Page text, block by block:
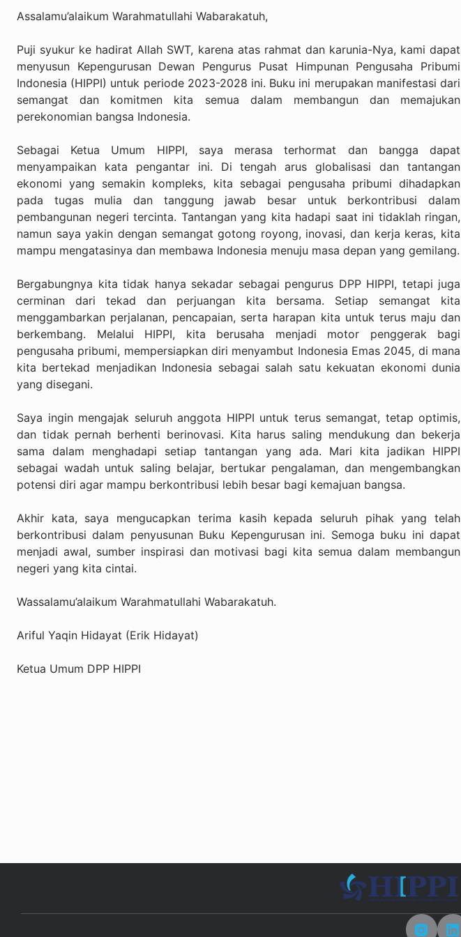
Assalamu’alaikum Warahmatullahi Wabarakatuh,
Puji syukur ke hadirat Allah SWT, karena atas rahmat dan karunia-Nya, kami dapat
menyusun Kepengurusan Dewan Pengurus Pusat Himpunan Pengusaha Pribumi
Indonesia (HIPPI) untuk periode 2023-2028 ini. Buku ini merupakan manifestasi dari
semangat dan komitmen kita semua dalam membangun dan memajukan
perekonomian bangsa Indonesia.
Sebagai Ketua Umum HIPPI, saya merasa terhormat dan bangga dapat
menyampaikan kata pengantar ini. Di tengah arus globalisasi dan tantangan
ekonomi yang semakin kompleks, kita sebagai pengusaha pribumi dihadapkan
pada tugas mulia dan tanggung jawab besar untuk berkontribusi dalam
pembangunan negeri tercinta. Tantangan yang kita hadapi saat ini tidaklah ringan,
namun saya yakin dengan semangat gotong royong, inovasi, dan kerja keras, kita
mampu mengatasinya dan membawa Indonesia menuju masa depan yang gemilang.
Bergabungnya kita tidak hanya sekadar sebagai pengurus DPP HIPPI, tetapi juga
cerminan dari tekad dan perjuangan kita bersama. Setiap semangat kita
menggambarkan perjalanan, pencapaian, serta harapan kita untuk terus maju dan
berkembang. Melalui HIPPI, kita berusaha menjadi motor penggerak bagi
pengusaha pribumi, mempersiapkan diri menyambut Indonesia Emas 2045, di mana
kita bertekad menjadikan Indonesia sebagai salah satu kekuatan ekonomi dunia
yang disegani.
Saya ingin mengajak seluruh anggota HIPPI untuk terus semangat, tetap optimis,
dan tidak pernah berhenti berinovasi. Kita harus saling mendukung dan bekerja
sama dalam menghadapi setiap tantangan yang ada. Mari kita jadikan HIPPI
sebagai wadah untuk saling belajar, bertukar pengalaman, dan mengembangkan
potensi diri agar mampu berkontribusi lebih besar bagi kemajuan bangsa.
Akhir kata, saya mengucapkan terima kasih kepada seluruh pihak yang telah
berkontribusi dalam penyusunan Buku Kepengurusan ini. Semoga buku ini dapat
menjadi awal, sumber inspirasi dan motivasi bagi kita semua dalam membangun
negeri yang kita cintai.
Wassalamu’alaikum Warahmatullahi Wabarakatuh.
Ariful Yaqin Hidayat (Erik Hidayat)
Ketua Umum DPP HIPPI